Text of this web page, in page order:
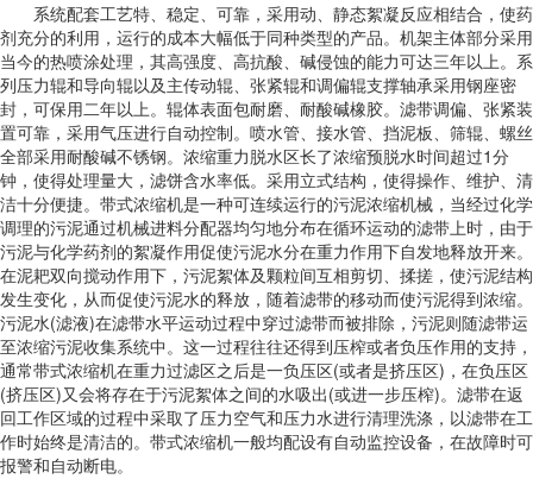
系统配套工艺特、稳定、可靠，采用动、静态絮凝反应相结合，使药
剂充分的利用，运行的成本大幅低于同种类型的产品。机架主体部分采用
当今的热喷涂处理，其高强度、高抗酸、碱侵蚀的能力可达三年以上。系
列压力辊和导向辊以及主传动辊、张紧辊和调偏辊支撑轴承采用钢座密
封，可保用二年以上。辊体表面包耐磨、耐酸碱橡胶。滤带调偏、张紧装
置可靠，采用气压进行自动控制。喷水管、接水管、挡泥板、筛辊、螺丝
全部采用耐酸碱不锈钢。浓缩重力脱水区长了浓缩预脱水时间超过1分
钟，使得处理量大，滤饼含水率低。采用立式结构，使得操作、维护、清
洁十分便捷。带式浓缩机是一种可连续运行的污泥浓缩机械，当经过化学
调理的污泥通过机械进料分配器均匀地分布在循环运动的滤带上时，由于
污泥与化学药剂的絮凝作用促使污泥水分在重力作用下自发地释放开来。
在泥耙双向搅动作用下，污泥絮体及颗粒间互相剪切、揉搓，使污泥结构
发生变化，从而促使污泥水的释放，随着滤带的移动而使污泥得到浓缩。
污泥水(滤液)在滤带水平运动过程中穿过滤带而被排除，污泥则随滤带运
至浓缩污泥收集系统中。这一过程往往还得到压榨或者负压作用的支持，
通常带式浓缩机在重力过滤区之后是一负压区(或者是挤压区)，在负压区
(挤压区)又会将存在于污泥絮体之间的水吸出(或进一步压榨)。滤带在返
回工作区域的过程中采取了压力空气和压力水进行清理洗涤，以滤带在工
作时始终是清洁的。带式浓缩机一般均配设有自动监控设备，在故障时可
报警和自动断电。